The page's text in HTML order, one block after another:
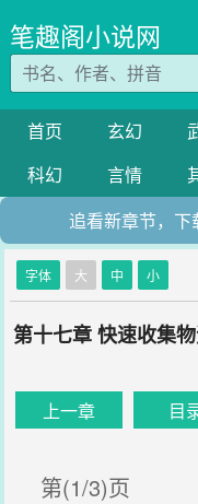
笔趣阁小说网
首页 玄幻
科幻
言情
追看新章节，
字体 大 中 小
第十七章 快速收集
上一章 目
第(1/3)页